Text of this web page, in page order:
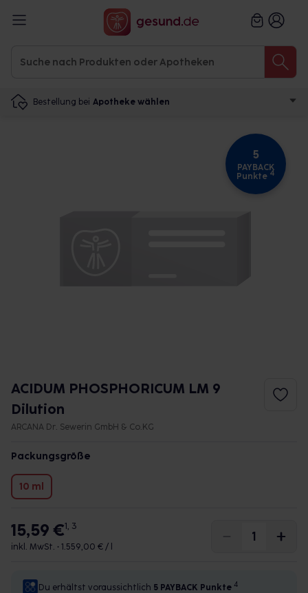
Bestellung bei Apotheke wählen
5
PAYBACK
Punkte 4
ACIDUM PHOSPHORICUM LM 9
Dilution
ARCANA Dr. Sewerin GmbH & Co.KG
Packungsgröße
10 ml
15,59 €1, 3
inkl. MwSt. • 1.559,00 € / l
Du erhältst voraussichtlich 5 PAYBACK Punkte 4